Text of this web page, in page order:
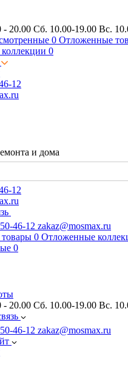
- 20.00 Сб. 10.00-19.00 Вс.
0 Отложенные
0
12
и дома
12
46-12 zakaz@mosmax.ru
0 Отложенные
0
- 20.00 Сб. 10.00-19.00 Вс.
46-12 zakaz@mosmax.ru